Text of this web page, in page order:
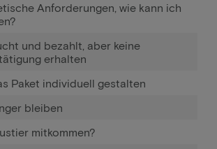
Anforderungen, wie kann ich
und bezahlt, aber keine
erhalten
Paket individuell gestalten
bleiben
mitkommen?